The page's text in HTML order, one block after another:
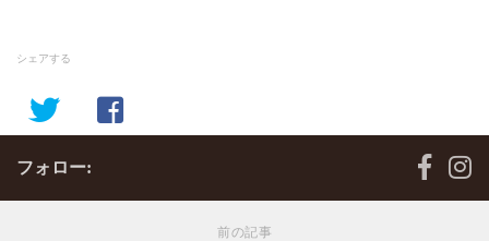
シェアする
フォロー:
前の記事